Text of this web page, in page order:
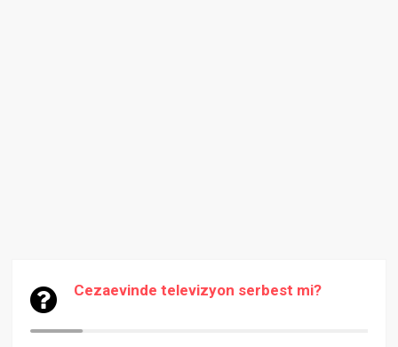
Cezaevinde televizyon serbest mi?